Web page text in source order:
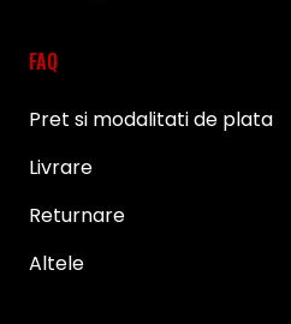
FAQ
Pret si modalitati de plata
Livrare
Returnare
Altele